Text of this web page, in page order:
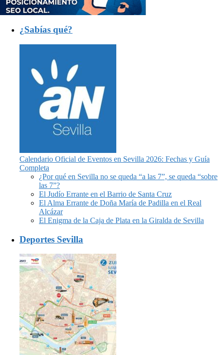
¿Sabías qué?
Calendario Oficial de Eventos en Sevilla 2026: Fechas y Guía
Completa
¿Por qué en Sevilla no se queda “a las 7”, se queda “sobre
las 7”?
El Judío Errante en el Barrio de Santa Cruz
El Alma Errante de Doña María de Padilla en el Real
Alcázar
El Enigma de la Caja de Plata en la Giralda de Sevilla
Deportes Sevilla